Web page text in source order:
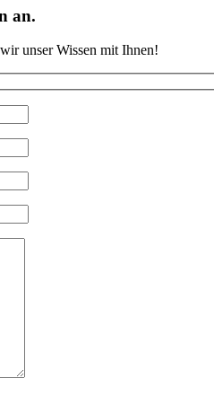
an.
unser Wissen mit Ihnen!